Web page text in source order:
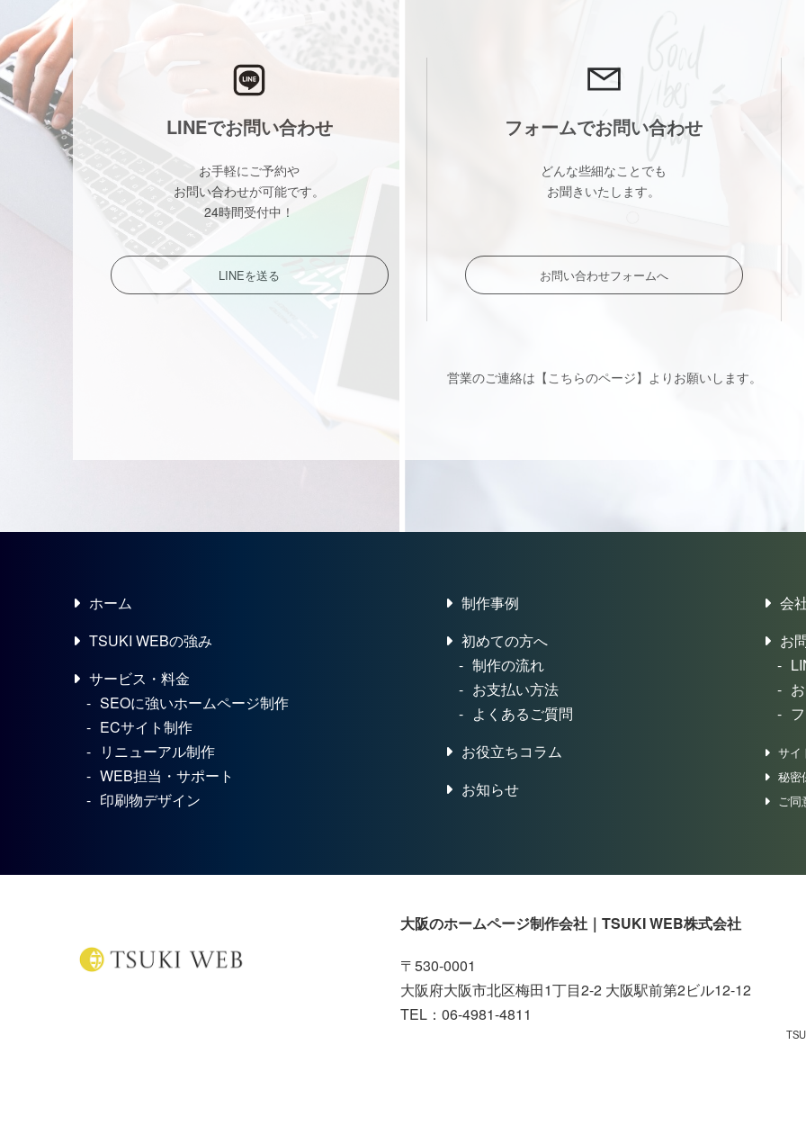
LINEでお問い合わせ
お手軽にご予約や
お問い合わせが可能です。
24時間受付中！
LINEを送る
フォームでお問い合わせ
どんな些細なことでも
お聞きいたします。
お問い合わせフォームへ
営業のご連絡は【こちらのページ】 よりお願いします。
ホーム
TSUKI WEBの強み
サービス・料金
SEOに強いホームページ制作
ECサイト制作
リニューアル制作
WEB担当・サポート
印刷物デザイン
制作事例
初めての方へ
制作の流れ
お支払い方法
よくあるご質問
お役立ちコラム
お知らせ
会
お
サイ
秘密
ご同
大阪のホームページ制作会社｜TSUKI WEB株式会社
〒530-0001
大阪府大阪市北区梅田1丁目2-2 大阪駅前第2ビル12-12
TEL：06-4981-4811